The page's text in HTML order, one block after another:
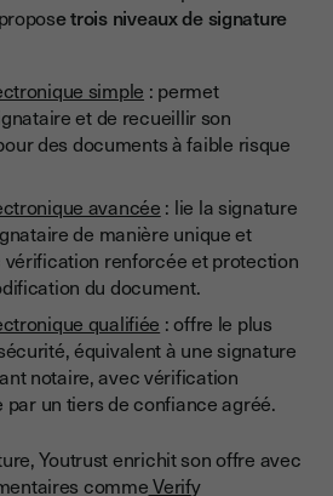
e trois niveaux de signature
simple : permet
et de recueillir son
des documents à faible risque
avancée : lie la signature
de manière unique et
vérification renforcée et protection
du document.
qualifiée : offre le plus
équivalent à une signature
notaire, avec vérification
par un tiers de confiance agréé.
Youtrust enrichit son offre avec
commeVerify